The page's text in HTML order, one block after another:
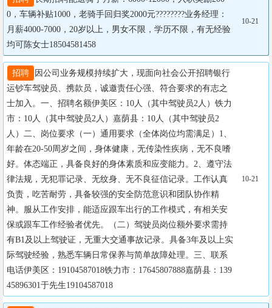
0，车辆补贴1000，老骑手回归奖2000元????????业务经理：
月薪4000-7000，20岁以上，男女不限，学历不限，有无经验
均可陈女士18504581458
10-21
招聘
因公司业务规模持续扩大，现面向社会公开招聘银行
运钞车驾驶员、携款员，诚邀责任心强、符合要求的有志之
士加入。一、招聘名额伊美区：10人（其中驾驶员2人）铁力
市：10人（其中驾驶员2人）嘉荫县：10人（其中驾驶员2
人）二、岗位要求（一）通用要求（全体岗位均需满足）1、
年龄在20-50周岁之间，身体健康，无传染性疾病，无不良嗜
好。体态端正，具备良好的身体素质和应变能力。2、遵守法
律法规，无犯罪记录、无纹身、无不良征信记录。工作认真
负责，吃苦耐劳，具备较强的安全防范意识和团队协作精
神。服从工作安排，能适应跟车出行的工作模式，有相关安
保或跟车工作经验者优先。（二）驾驶员岗位额外要求需持
有B1及以上驾驶证，无重大交通事故记录。具备3年及以上实
际驾驶经验，熟悉车辆日常保养与简单故障处理。三、联系
电话伊美区：19104587018铁力市：17645807888嘉荫县：139
45896301于先生19104587018
10-21